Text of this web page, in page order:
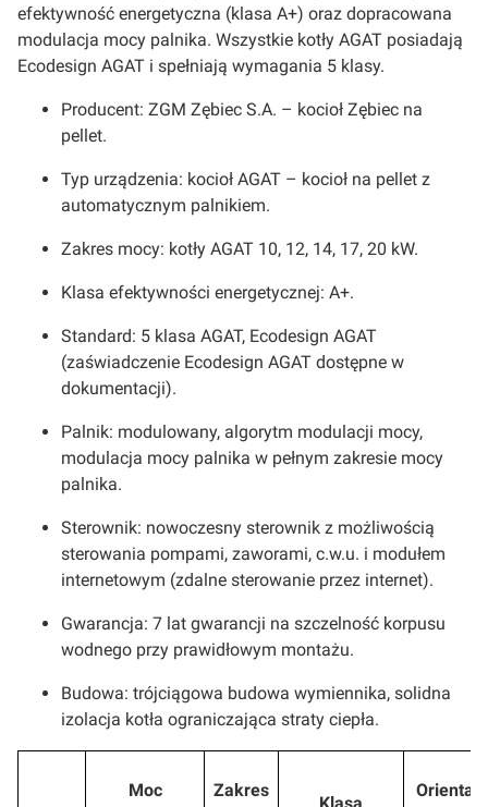
efektywność energetyczna (klasa A+) oraz dopracowana
modulacja mocy palnika. Wszystkie kotły AGAT posiadają
Ecodesign AGAT i spełniają wymagania 5 klasy.
Producent: ZGM Zębiec S.A. – kocioł Zębiec na
pellet.
Typ urządzenia: kocioł AGAT – kocioł na pellet z
automatycznym palnikiem.
Zakres mocy: kotły AGAT 10, 12, 14, 17, 20 kW.
Klasa efektywności energetycznej: A+.
Standard: 5 klasa AGAT, Ecodesign AGAT
(zaświadczenie Ecodesign AGAT dostępne w
dokumentacji).
Palnik: modulowany, algorytm modulacji mocy,
modulacja mocy palnika w pełnym zakresie mocy
palnika.
Sterownik: nowoczesny sterownik z możliwością
sterowania pompami, zaworami, c.w.u. i modułem
internetowym (zdalne sterowanie przez internet).
Gwarancja: 7 lat gwarancji na szczelność korpusu
wodnego przy prawidłowym montażu.
Budowa: trójciągowa budowa wymiennika, solidna
izolacja kotła ograniczająca straty ciepła.
Moc
Zakres